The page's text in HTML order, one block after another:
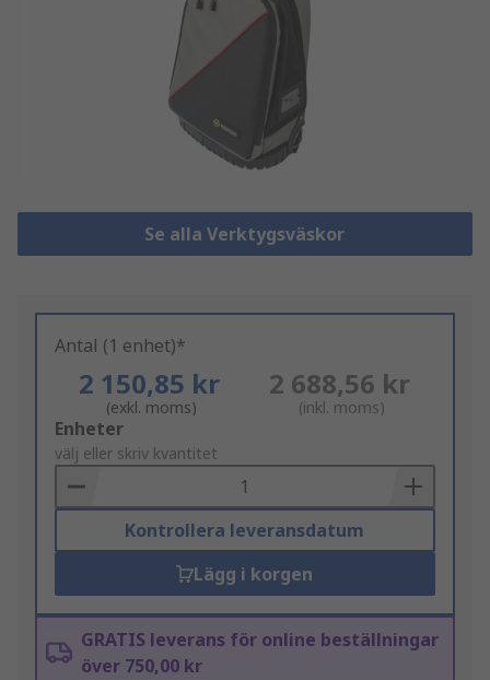
Se alla Verktygsväskor
Antal (1 enhet)*
2 150,85 kr
(exkl. moms)
2 688,56 kr
(inkl. moms)
Add
to
Basket
Enheter
välj eller skriv kvantitet
Kontrollera leveransdatum
Lägg i korgen
GRATIS leverans för online beställningar
över 750,00 kr